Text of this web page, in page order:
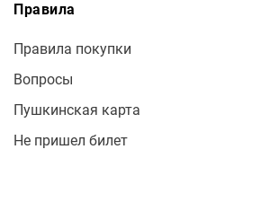
Правила
Правила покупки
Вопросы
Пушкинская карта
Не пришел билет